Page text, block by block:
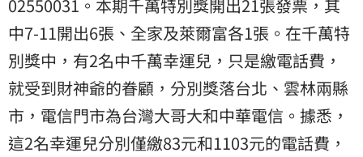
02550031。本期千萬特別獎開出21張發票，其
中7-11開出6張、全家及萊爾富各1張。在千萬特
別獎中，有2名中千萬幸運兒，只是繳電話費，
就受到財神爺的眷顧，分別獎落台北、雲林兩縣
市，電信門市為台灣大哥大和中華電信。據悉，
這2名幸運兒分別僅繳83元和1103元的電話費，